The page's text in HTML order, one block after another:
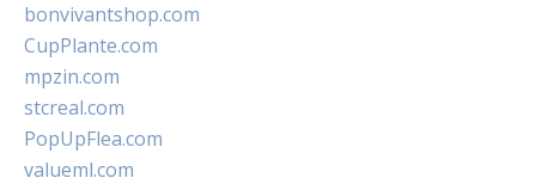
bonvivantshop.com
CupPlante.com
mpzin.com
stcreal.com
PopUpFlea.com
valueml.com